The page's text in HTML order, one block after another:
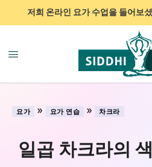
저희 온라인 요가 수업을 들어보
요가 » 요가 연습 » 차크라
일곱 차크라의